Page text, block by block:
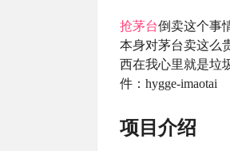
抢茅台倒卖这个事
本身对茅台卖这么
西在我心里就是垃
件：hygge-imaotai
项目介绍